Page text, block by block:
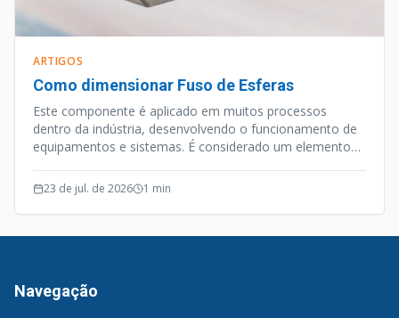
ARTIGOS
Como dimensionar Fuso de Esferas
Este componente é aplicado em muitos processos
dentro da indústria, desenvolvendo o funcionamento de
equipamentos e sistemas. É considerado um elemento
opera de forma silenciosa e efetiva.
23 de jul. de 2026 1 min
Navegação